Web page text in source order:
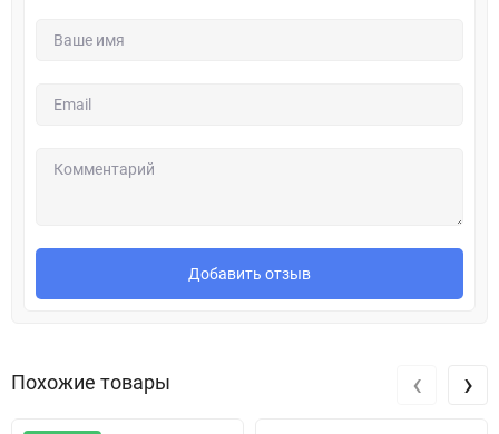
Добавить отзыв
Похожие товары ‹ ›